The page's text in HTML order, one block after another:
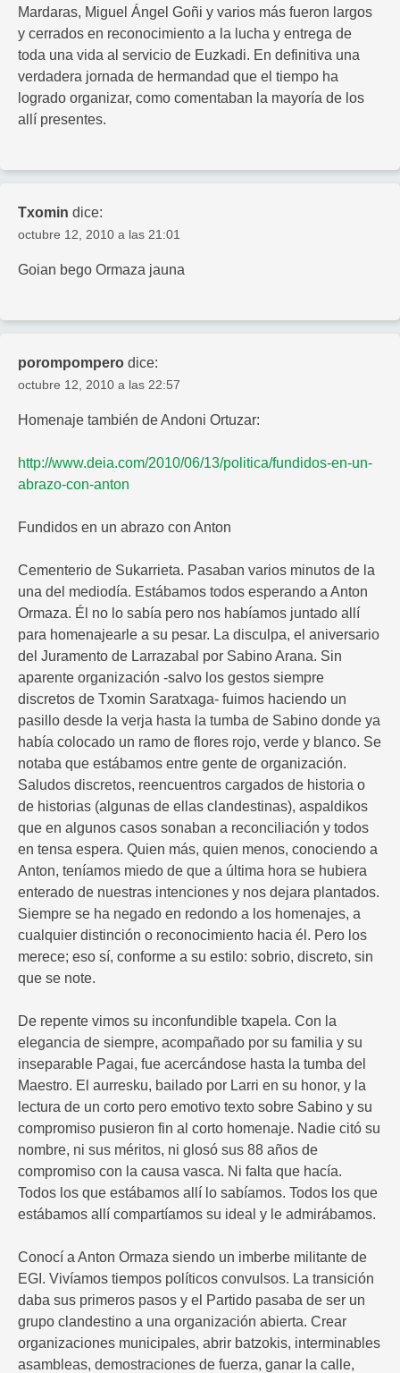
Mardaras, Miguel Ángel Goñi y varios más fueron largos
y cerrados en reconocimiento a la lucha y entrega de
toda una vida al servicio de Euzkadi. En definitiva una
verdadera jornada de hermandad que el tiempo ha
logrado organizar, como comentaban la mayoría de los
allí presentes.
Txomin dice:
octubre 12, 2010 a las 21:01
Goian bego Ormaza jauna
porompompero dice:
octubre 12, 2010 a las 22:57
Homenaje también de Andoni Ortuzar:
http://www.deia.com/2010/06/13/politica/fundidos-en-un-
abrazo-con-anton
Fundidos en un abrazo con Anton
Cementerio de Sukarrieta. Pasaban varios minutos de la
una del mediodía. Estábamos todos esperando a Anton
Ormaza. Él no lo sabía pero nos habíamos juntado allí
para homenajearle a su pesar. La disculpa, el aniversario
del Juramento de Larrazabal por Sabino Arana. Sin
aparente organización -salvo los gestos siempre
discretos de Txomin Saratxaga- fuimos haciendo un
pasillo desde la verja hasta la tumba de Sabino donde ya
había colocado un ramo de flores rojo, verde y blanco. Se
notaba que estábamos entre gente de organización.
Saludos discretos, reencuentros cargados de historia o
de historias (algunas de ellas clandestinas), aspaldikos
que en algunos casos sonaban a reconciliación y todos
en tensa espera. Quien más, quien menos, conociendo a
Anton, teníamos miedo de que a última hora se hubiera
enterado de nuestras intenciones y nos dejara plantados.
Siempre se ha negado en redondo a los homenajes, a
cualquier distinción o reconocimiento hacia él. Pero los
merece; eso sí, conforme a su estilo: sobrio, discreto, sin
que se note.
De repente vimos su inconfundible txapela. Con la
elegancia de siempre, acompañado por su familia y su
inseparable Pagai, fue acercándose hasta la tumba del
Maestro. El aurresku, bailado por Larri en su honor, y la
lectura de un corto pero emotivo texto sobre Sabino y su
compromiso pusieron fin al corto homenaje. Nadie citó su
nombre, ni sus méritos, ni glosó sus 88 años de
compromiso con la causa vasca. Ni falta que hacía.
Todos los que estábamos allí lo sabíamos. Todos los que
estábamos allí compartíamos su ideal y le admirábamos.
Conocí a Anton Ormaza siendo un imberbe militante de
EGI. Vivíamos tiempos políticos convulsos. La transición
daba sus primeros pasos y el Partido pasaba de ser un
grupo clandestino a una organización abierta. Crear
organizaciones municipales, abrir batzokis, interminables
asambleas, demostraciones de fuerza, ganar la calle,